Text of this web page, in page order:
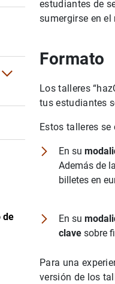
y empleo
las finanzas
el mundo
de
estudiantes de
sumergirse en
Formato
Los talleres
tus estudiantes
Estos talleres
En su
Además de
billetes en
En su
clave sobre
Para una
versión de los